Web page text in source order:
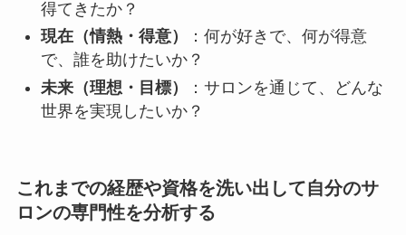
得てきたか？
現在（情熱・得意）
：何が好きで、何が得意
で、誰を助けたいか？
未来（理想・目標）
：サロンを通じて、どんな
世界を実現したいか？
これまでの経歴や資格を洗い出して自分のサ
ロンの専門性を分析する